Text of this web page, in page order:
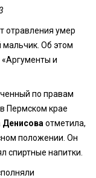
отравления умер
мальчик. Об этом
и
по правам
Пермском крае
Денисова отметила,
положении. Он
спиртные напитки.